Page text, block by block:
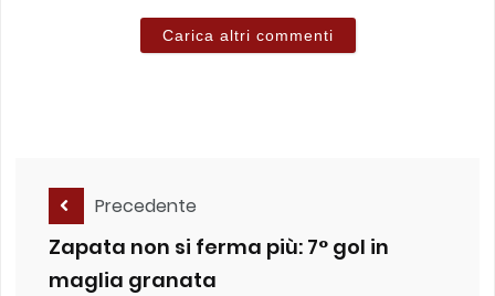
Carica altri commenti
Precedente
Zapata non si ferma più: 7° gol in
maglia granata